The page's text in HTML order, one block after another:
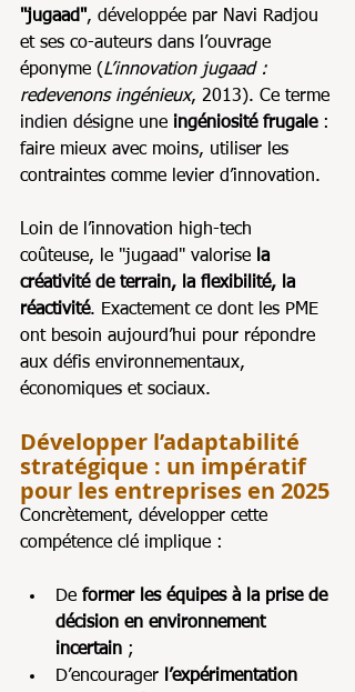
"jugaad", développée par Navi Radjou
et ses co-auteurs dans l’ouvrage
éponyme (L’innovation jugaad :
redevenons ingénieux, 2013). Ce terme
indien désigne une ingéniosité frugale :
faire mieux avec moins, utiliser les
contraintes comme levier d’innovation.
Loin de l’innovation high-tech
coûteuse, le "jugaad" valorise la
créativité de terrain, la flexibilité, la
réactivité. Exactement ce dont les PME
ont besoin aujourd’hui pour répondre
aux défis environnementaux,
économiques et sociaux.
Développer l’adaptabilité
stratégique : un impératif
pour les entreprises en 2025
Concrètement, développer cette
compétence clé implique :
De former les équipes à la prise de
décision en environnement
incertain ;
D’encourager l’expérimentation